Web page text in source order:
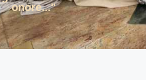
onore..."